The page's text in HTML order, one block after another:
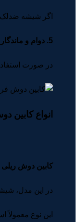
اگر شیشه ضدلک
5. دوام و ماندگاری بالا
در صورت
انواع کابین
کابین دوش ریلی
در این مدل،
این نوع